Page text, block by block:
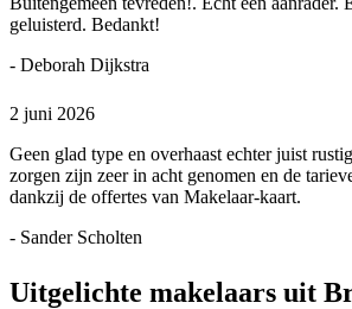
geluisterd. Bedankt!
- Deborah Dijkstra
2 juni 2026
Geen glad type en overhaast echter juist
zorgen zijn zeer in acht genomen en de
dankzij de offertes van Makelaar-kaart.
- Sander Scholten
Uitgelichte makelaars uit